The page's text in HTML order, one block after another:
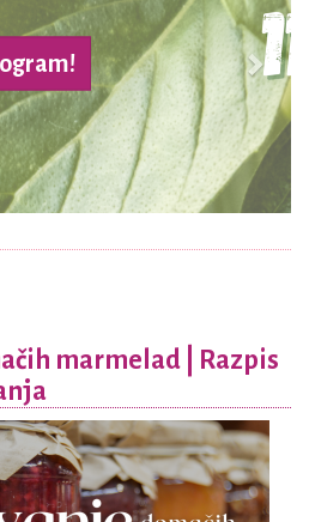
marmelad | Razpis